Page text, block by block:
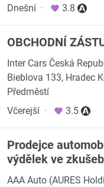
Dnešní · 3.8
OBCHODNÍ
Inter Cars Česká
Bieblova 133, Hradec
Předměstí
Včerejší · 3.5
Prodejce
výdělek ve
AAA Auto (AURES